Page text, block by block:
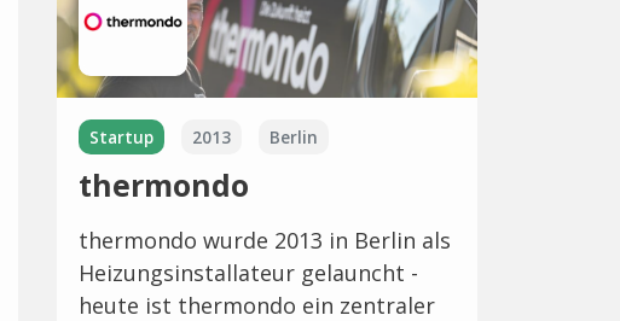
Startup 2013 Berlin
thermondo
thermondo wurde 2013 in Berlin als
Heizungsinstallateur gelauncht -
heute ist thermondo ein zentraler